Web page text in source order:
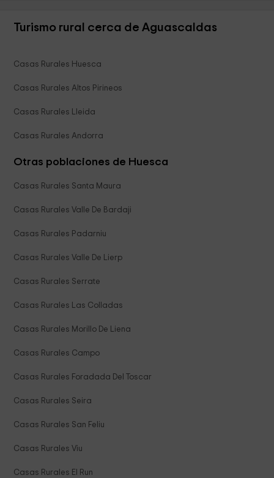
Turismo rural cerca de Aguascaldas
Casas Rurales Huesca
Casas Rurales Altos Pirineos
Casas Rurales Lleida
Casas Rurales Andorra
Otras poblaciones de Huesca
Casas Rurales Santa Maura
Casas Rurales Valle De Bardaji
Casas Rurales Padarniu
Casas Rurales Valle De Lierp
Casas Rurales Serrate
Casas Rurales Las Colladas
Casas Rurales Morillo De Liena
Casas Rurales Campo
Casas Rurales Foradada Del Toscar
Casas Rurales Seira
Casas Rurales San Feliu
Casas Rurales Viu
Casas Rurales El Run